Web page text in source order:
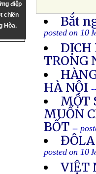
điệp
chiến
Hòa.
Bắt
posted on 10
DỊCH
TRONG
HÀ NỘI
MỘT
MUỐN
BỐT --
posted on 10
VIỆT